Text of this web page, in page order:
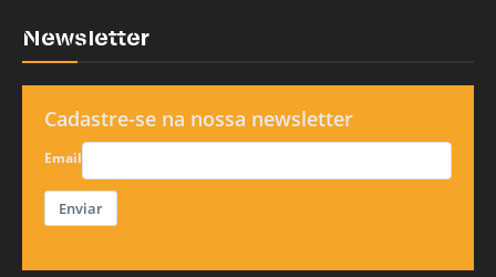
Newsletter
Cadastre-se na nossa newsletter
Email
Enviar